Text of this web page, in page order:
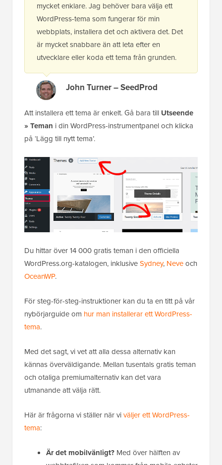
mycket enklare. Jag behöver bara välja ett
WordPress-tema som fungerar för min
webbplats, installera det och aktivera det. Det
är mycket snabbare än att leta efter en
utvecklare eller koda ett tema från grunden.
John Turner – SeedProd
Att installera ett tema är enkelt. Gå bara till Utseende
» Teman i din WordPress-instrumentpanel och klicka
på ‘Lägg till nytt tema’.
Du hittar över 14 000 gratis teman i den officiella
WordPress.org-katalogen, inklusiveSydney, Neveoch
OceanWP.
För steg-för-steg-instruktioner kan du ta en titt på vår
nybörjarguide om hur man installerar ett WordPress-
tema.
Med det sagt, vi vet att alla dessa alternativ kan
kännas överväldigande. Mellan tusentals gratis teman
och otaliga premiumalternativ kan det vara
utmanande att välja rätt.
Här är frågorna vi ställer när viväljer ett WordPress-
tema:
Är det mobilvänligt? Med över hälften av